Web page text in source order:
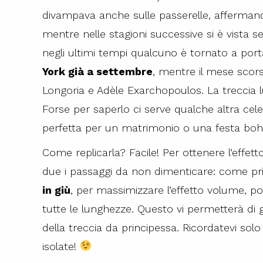
divampava anche sulle passerelle,
mentre nelle stagioni successive si è vista
negli ultimi tempi qualcuno è tornato a
York già a settembre, mentre il mese
Longoria e Adèle Exarchopoulos. La
Forse per saperlo ci serve qualche altra
perfetta per un matrimonio o una festa
Come replicarla? Facile! Per ottenere
due i passaggi da non dimenticare: come
in giù, per massimizzare l’effetto volume,
tutte le lunghezze. Questo vi permetterà di
della treccia da principessa. Ricordatevi
isolate!